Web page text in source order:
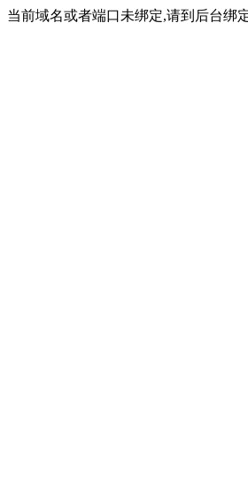
当前域名或者端口未绑定,请到后台绑